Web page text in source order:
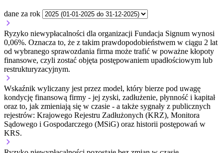
dane za rok
Ryzyko niewypłacalności dla organizacji Fundacja Signum wynosi
0,06%. Oznacza to, że z takim prawdopodobieństwem w ciągu 2 lat
od wybranego sprawozdania firma może trafić w poważne kłopoty
finansowe, czyli zostać objęta postępowaniem upadłościowym lub
restrukturyzacyjnym.
Wskaźnik wyliczany jest przez model, który bierze pod uwagę
kondycję finansową firmy - jej zyski, zadłużenie, płynność i kapitał
oraz to, jak zmieniają się w czasie - a także sygnały z publicznych
rejestrów: Krajowego Rejestru Zadłużonych (KRZ), Monitora
Sądowego i Gospodarczego (MSiG) oraz historii postępowań w
KRS.